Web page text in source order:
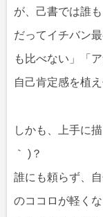
が、己書では誰
だってイチバン
も比べない」「
自己肯定感を植
しかも、上手に
｀ )？
誰にも頼らず、
のココロが軽く